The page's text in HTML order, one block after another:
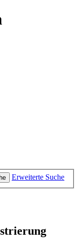
Erweiterte Suche